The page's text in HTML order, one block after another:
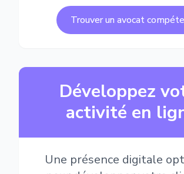
Trouver un avocat
Développez
activité en
Une présence digitale